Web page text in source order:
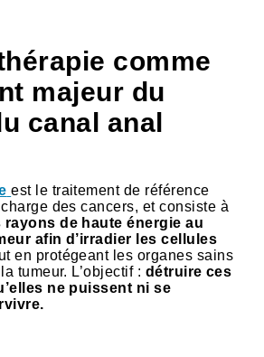
comme
majeur du
canal anal
est le traitement de référence
des cancers, et consiste à
de haute énergie au
afin d’irradier les cellules
en protégeant les organes sains
tumeur. L’objectif : détruire ces
ne puissent ni se